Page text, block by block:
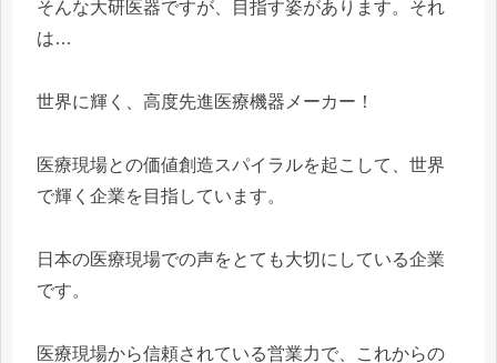
そんな大研医器ですが、目指す姿があります。それ
は…
世界に輝く、高度先進医療機器メーカー！
医療現場との価値創造スパイラルを起こして、世界
で輝く企業を目指しています。
日本の医療現場での声をとても大切にしている企業
です。
医療現場から信頼されている営業力で、これからの